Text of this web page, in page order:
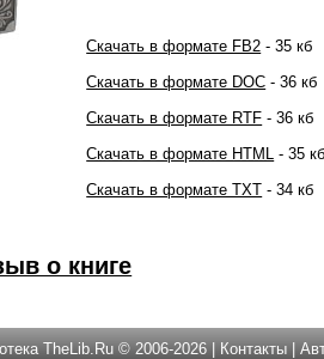
Скачать в формате FB2 - 35 кб
Скачать в формате DOC - 36 кб
Скачать в формате RTF - 36 кб
Скачать в формате HTML - 35
Скачать в формате TXT - 34 кб
о книге
TheLib.Ru © 2006-2026 | Контакты |